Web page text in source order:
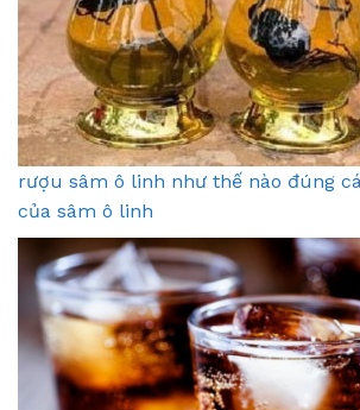
rượu sâm ô linh như thế nào đúng
của sâm ô linh